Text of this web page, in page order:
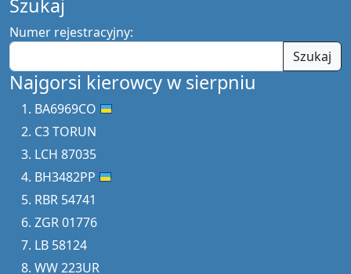
Szukaj
Numer rejestracyjny:
Szukaj
Najgorsi kierowcy w sierpniu
BA6969CO
C3 TORUN
LCH 87035
BH3482PP
RBR 54741
ZGR 01776
LB 58124
WW 223UR